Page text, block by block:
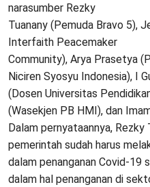
narasumber Rezky
Tuanany (Pemuda Bravo 5),
Interfaith Peacemaker
Community), Arya Prasetya
Niciren Syosyu Indonesia), I
(Dosen Universitas
(Wasekjen PB HMI), dan
Dalam pernyataannya,
pemerintah sudah harus
dalam penanganan Covid-19
dalam hal penanganan di